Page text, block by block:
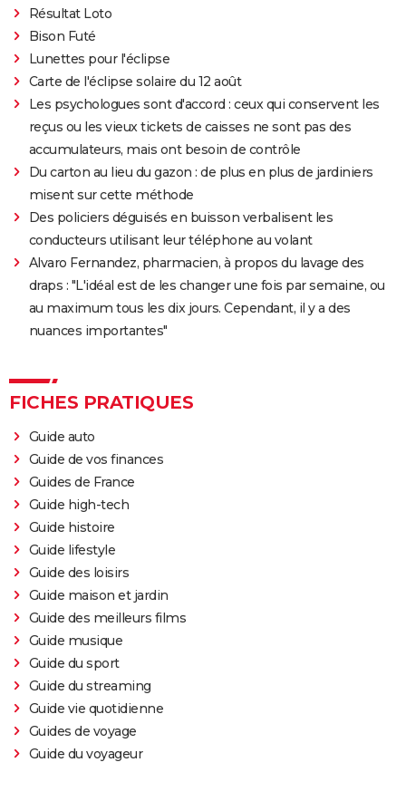
Résultat Loto
Bison Futé
Lunettes pour l'éclipse
Carte de l'éclipse solaire du 12 août
Les psychologues sont d'accord : ceux qui conservent les
reçus ou les vieux tickets de caisses ne sont pas des
accumulateurs, mais ont besoin de contrôle
Du carton au lieu du gazon : de plus en plus de jardiniers
misent sur cette méthode
Des policiers déguisés en buisson verbalisent les
conducteurs utilisant leur téléphone au volant
Alvaro Fernandez, pharmacien, à propos du lavage des
draps : "L'idéal est de les changer une fois par semaine, ou
au maximum tous les dix jours. Cependant, il y a des
nuances importantes"
FICHES PRATIQUES
Guide auto
Guide de vos finances
Guides de France
Guide high-tech
Guide histoire
Guide lifestyle
Guide des loisirs
Guide maison et jardin
Guide des meilleurs films
Guide musique
Guide du sport
Guide du streaming
Guide vie quotidienne
Guides de voyage
Guide du voyageur